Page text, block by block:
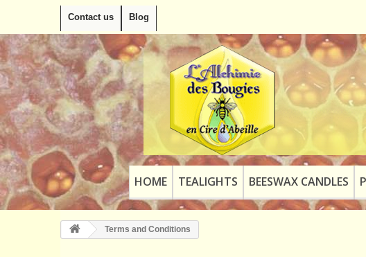
Contact us Blog
HOME TEALIGHTS BEESWAX CANDLES
Terms and Conditions